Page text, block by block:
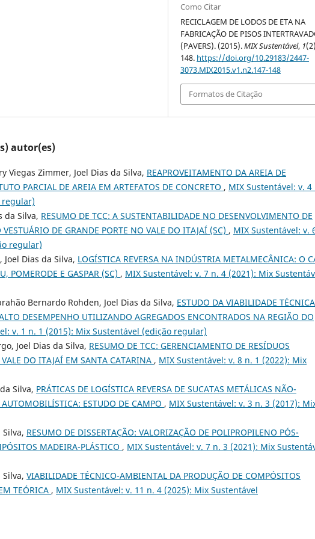
Como Citar
RECICLAGEM DE LODOS DE ETA NA
FABRICAÇÃO DE PISOS
(PAVERS). (2015).MIX Sustentável, 1
148. https://doi.org/10.29183/2447-
3073.MIX2015.v1.n2.147-148
Formatos de Citação
autor(es)
Viegas Zimmer, Joel Dias da Silva, REAPROVEITAMENTO DA AREIA DE
PARCIAL DE AREIA EM ARTEFATOS DE CONCRETO , MIX Sustentável: v. 4
regular)
da Silva, RESUMO DE TCC: A SUSTENTABILIDADE NO DESENVOLVIMENTO DE
DE GRANDE PORTE NO VALE DO ITAJAÍ (SC) , MIX Sustentável: v.
regular)
Dias da Silva, LOGÍSTICA REVERSA NA INDÚSTRIA METALMECÂNICA: O
POMERODE E GASPAR (SC) , MIX Sustentável: v. 7 n. 4 (2021): Mix
Bernardo Rohden, Joel Dias da Silva, ESTUDO DA VIABILIDADE
DESEMPENHO UTILIZANDO AGREGADOS ENCONTRADOS NA REGIÃO DO
v. 1 n. 1 (2015): Mix Sustentável (edição regular)
Joel Dias da Silva, RESUMO DE TCC: GERENCIAMENTO DE RESÍDUOS
DO ITAJAÍ EM SANTA CATARINA , MIX Sustentável: v. 8 n. 1 (2022): Mix
Silva, PRÁTICAS DE LOGÍSTICA REVERSA DE SUCATAS METÁLICAS NÃO-
ESTUDO DE CAMPO , MIX Sustentável: v. 3 n. 3 (2017):
RESUMO DE DISSERTAÇÃO: VALORIZAÇÃO DE POLIPROPILENO PÓS-
MADEIRA-PLÁSTICO , MIX Sustentável: v. 7 n. 3 (2021): Mix
VIABILIDADE TÉCNICO-AMBIENTAL DA PRODUÇÃO DE COMPÓSITOS
TEÓRICA , MIX Sustentável: v. 11 n. 4 (2025): Mix Sustentável